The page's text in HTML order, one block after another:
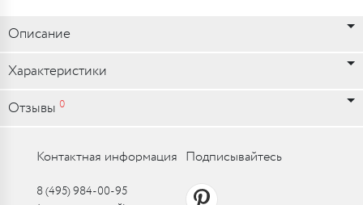
Описание
Характеристики
Отзывы 0
Контактная информация
8 (495) 984-00-95
Подписывайтесь